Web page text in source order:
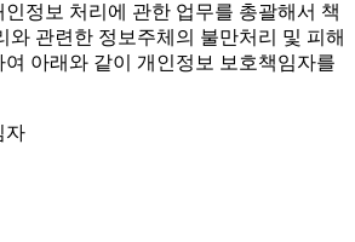
정보 처리에 관한 업무를 총괄해서 책
와 관련한 정보주체의 불만처리 및 피해
아래와 같이 개인정보 보호책임자를
자